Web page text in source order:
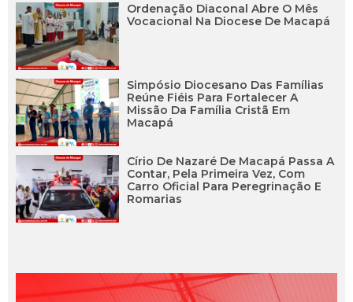
Ordenação Diaconal Abre O Mês
Vocacional Na Diocese De Macapá
Simpósio Diocesano Das Famílias
Reúne Fiéis Para Fortalecer A
Missão Da Família Cristã Em
Macapá
Círio De Nazaré De Macapá Passa A
Contar, Pela Primeira Vez, Com
Carro Oficial Para Peregrinação E
Romarias